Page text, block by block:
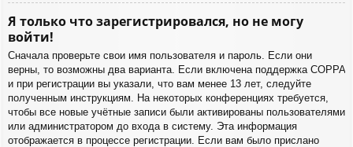
Я только что зарегистрировался, но не могу
войти!
Сначала проверьте свои имя пользователя и пароль. Если они
верны, то возможны два варианта. Если включена поддержка COPPA
и при регистрации вы указали, что вам менее 13 лет, следуйте
полученным инструкциям. На некоторых конференциях требуется,
чтобы все новые учётные записи были активированы пользователями
или администратором до входа в систему. Эта информация
отображается в процессе регистрации. Если вам было прислано